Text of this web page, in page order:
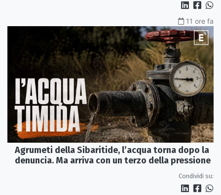
11 ore fa
Agrumeti della Sibaritide, l’acqua torna dopo la
denuncia. Ma arriva con un terzo della pressione
Condividi su: